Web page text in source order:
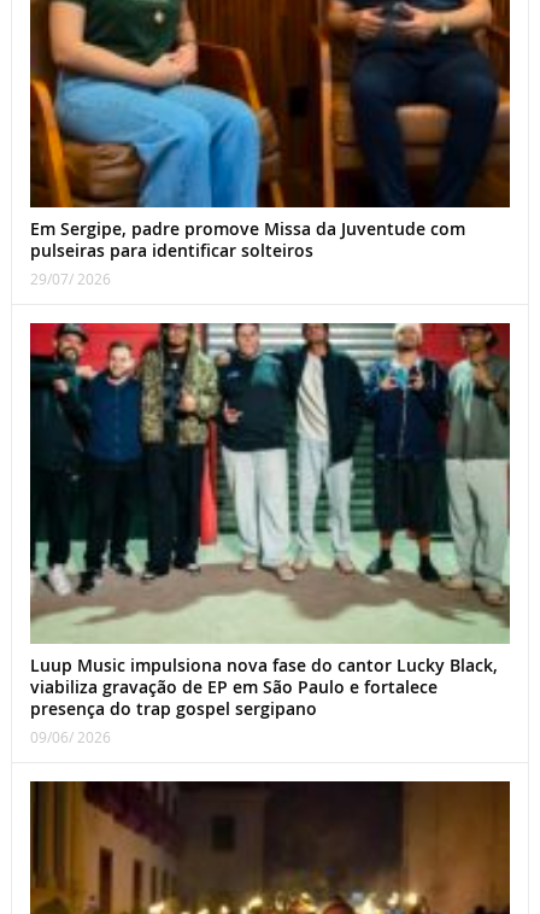
Em Sergipe, padre promove Missa da Juventude com
pulseiras para identificar solteiros
29/07/ 2026
Luup Music impulsiona nova fase do cantor Lucky Black,
viabiliza gravação de EP em São Paulo e fortalece
presença do trap gospel sergipano
09/06/ 2026